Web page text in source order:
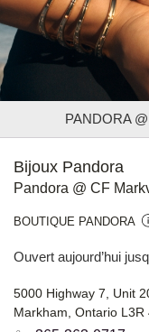
PANDORA
Bijoux Pandora
Pandora @ CF
BOUTIQUE PANDORA
Ouvert aujourd’hui
5000 Highway 7, Unit
Markham, Ontario L3R